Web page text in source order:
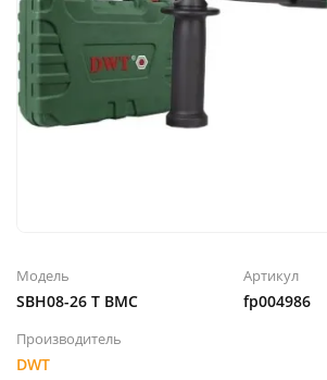
Модель
SBH08-26 T BMC
Артикул
fp004986
Производитель
DWT